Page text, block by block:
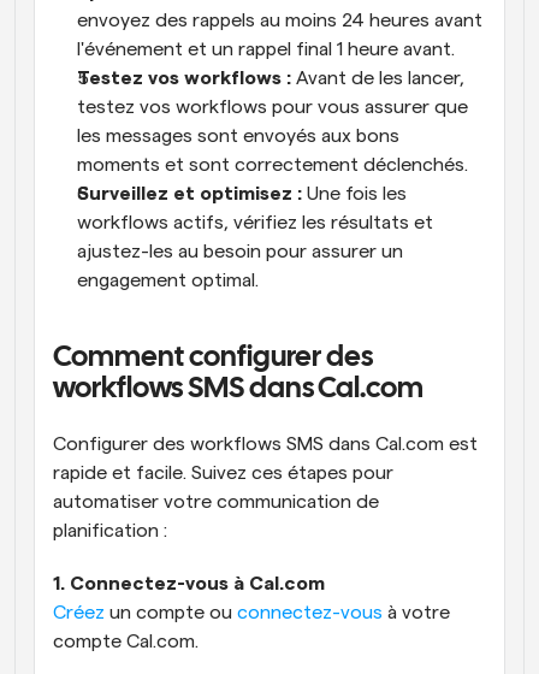
envoyez des rappels au moins 24 heures avant
l'événement et un rappel final 1 heure avant.
Testez vos workflows : Avant de les lancer,
testez vos workflows pour vous assurer que
les messages sont envoyés aux bons
moments et sont correctement déclenchés.
Surveillez et optimisez : Une fois les
workflows actifs, vérifiez les résultats et
ajustez-les au besoin pour assurer un
engagement optimal.
Comment configurer des
workflows SMS dans Cal.com
Configurer des workflows SMS dans Cal.com est
rapide et facile. Suivez ces étapes pour
automatiser votre communication de
planification :
1. Connectez-vous à Cal.com
Créez un compte ou connectez-vous à votre
compte Cal.com.